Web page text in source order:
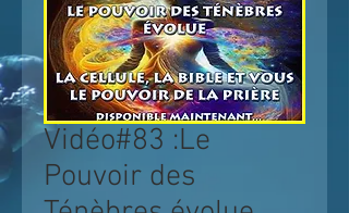
Vidéo#83 :Le
Pouvoir des